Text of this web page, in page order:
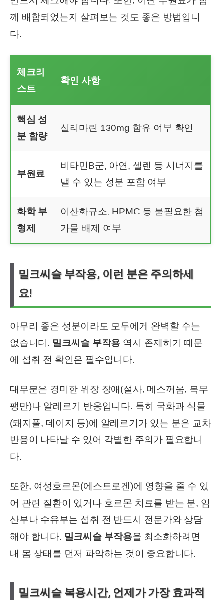
께 배합되었는지 살펴보는 것도 좋은 방법입니
다.
체크리
스트
확인 사항
핵심 성
분 함량
실리마린 130mg 함유 여부 확인
부원료
비타민B군, 아연, 셀렌 등 시너지를
낼 수 있는 성분 포함 여부
화학 부
형제
이산화규소, HPMC 등 불필요한 첨
가물 배제 여부
밀크씨슬 부작용, 이런 분은 주의하세
요!
아무리 좋은 성분이라도 모두에게 완벽할 수는
없습니다. 밀크씨슬 부작용 역시 존재하기 때문
에 섭취 전 확인은 필수입니다.
대부분은 경미한 위장 장애(설사, 메스꺼움, 복부
팽만)나 알레르기 반응입니다. 특히 국화과 식물
(돼지풀, 데이지 등)에 알레르기가 있는 분은 교차
반응이 나타날 수 있어 각별한 주의가 필요합니
다.
또한, 여성호르몬(에스트로겐)에 영향을 줄 수 있
어 관련 질환이 있거나 호르몬 치료를 받는 분, 임
산부나 수유부는 섭취 전 반드시 전문가와 상담
해야 합니다. 밀크씨슬 부작용을 최소화하려면
내 몸 상태를 먼저 파악하는 것이 중요합니다.
밀크씨슬 복용시간, 언제가 가장 효과적